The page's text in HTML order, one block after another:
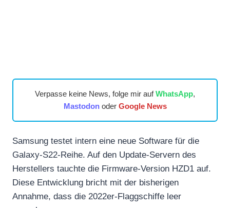
Verpasse keine News, folge mir aufWhatsApp,
Mastodonoder Google News
Samsung testet intern eine neue Software für die
Galaxy-S22-Reihe. Auf den Update-Servern des
Herstellers tauchte die Firmware-Version HZD1 auf.
Diese Entwicklung bricht mit der bisherigen
Annahme, dass die 2022er-Flaggschiffe leer